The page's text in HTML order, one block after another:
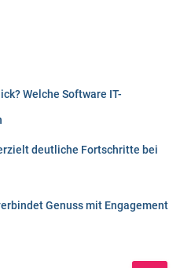
Welche Software IT-
deutliche Fortschritte bei
Genuss mit Engagement